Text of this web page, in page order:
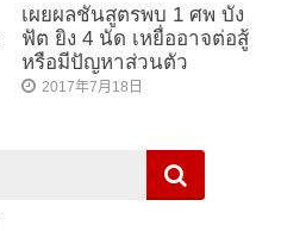
เผยผลชันสูตรพบ 1 ศพ บัง
ฟัต ยิง 4 นัด เหยื่ออาจต่อสู้
หรือมีปัญหาส่วนตัว
2017年7月18日